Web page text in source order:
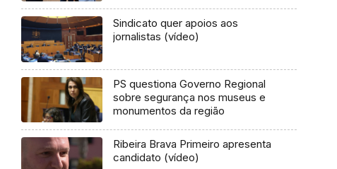
Sindicato quer apoios aos
jornalistas (vídeo)
PS questiona Governo Regional
sobre segurança nos museus e
monumentos da região
Ribeira Brava Primeiro apresenta
candidato (vídeo)